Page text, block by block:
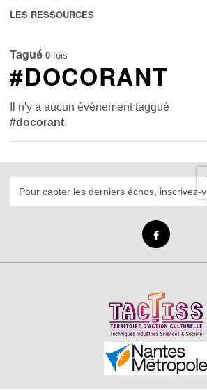
LES RESSOURCES
Tagué 0 fois
#DOCORANT
Il n'y a aucun événement taggué
#docorant